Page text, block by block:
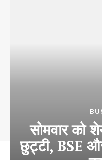
सोमवार को
छुट्टी, BSE